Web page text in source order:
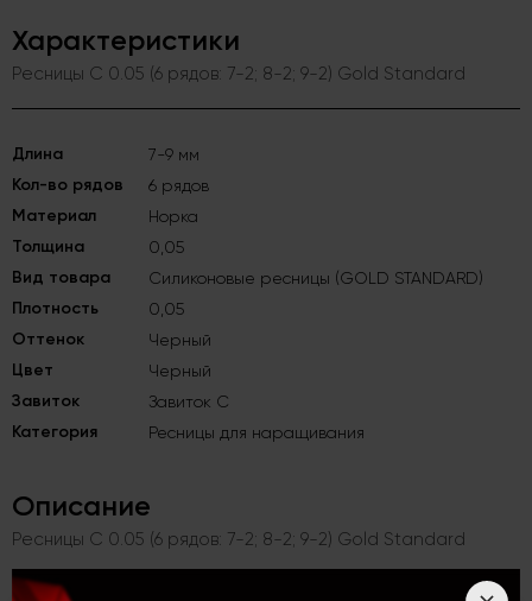
Характеристики
Ресницы C 0.05 (6 рядов: 7-2; 8-2; 9-2) Gold Standard
Длина 7-9 мм
Кол-во рядов 6 рядов
Материал Норка
Толщина 0,05
Вид товара Силиконовые ресницы (GOLD STANDARD)
Плотность 0,05
Оттенок Черный
Цвет Черный
Завиток Завиток C
Категория Ресницы для наращивания
Описание
Ресницы C 0.05 (6 рядов: 7-2; 8-2; 9-2) Gold Standard